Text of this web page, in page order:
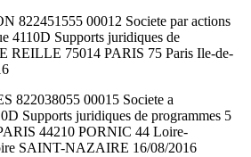
822451555 00012 Societe par actions
4110D Supports juridiques de
REILLE 75014 PARIS 75 Paris Ile-de-
822038055 00015 Societe a
Supports juridiques de programmes 5
44210 PORNIC 44 Loire-
SAINT-NAZAIRE 16/08/2016